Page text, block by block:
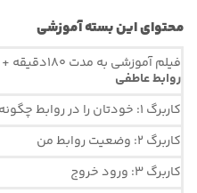
محتوای این بسته آموزشی
فیلم آموزشی به مدت 180دقیقه +
روابط عاطفی
کاربرگ 1: خودتان را در روابط چگونه می‌بینید (
کاربرگ 2: وضعیت روابط من
کاربرگ 3: ورود خروج